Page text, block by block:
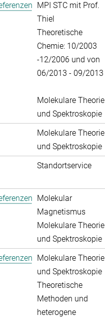
MPI STC mit Prof.
Thiel
Theoretische
Chemie: 10/2003
-12/2006 und von
06/2013 - 09/2013
Molekulare Theorie
und Spektroskopie
Molekulare Theorie
und Spektroskopie
Standortservice
Molekular
Magnetismus
Molekulare Theorie
und Spektroskopie
Molekulare Theorie
und Spektroskopie
Theoretische
Methoden und
heterogene